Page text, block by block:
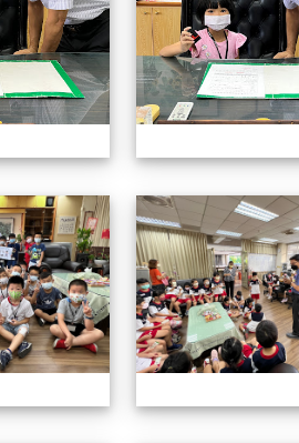
認識校長室活動